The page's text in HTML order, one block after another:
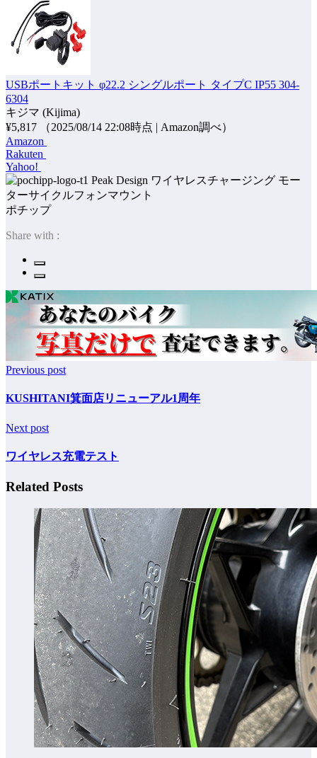
USBポートキット φ22.2 シングルポート タイプC IP55 304-
6304
キジマ (Kijima)
¥5,817
（2025/08/14 22:08時点 | Amazon調べ）
Amazon
Rakuten
Yahoo!
ポチップ
Share with :
Previous post
KUSHITANI箕面店リニューアル1周年
Next post
ワイヤレス充電テスト
Related Posts